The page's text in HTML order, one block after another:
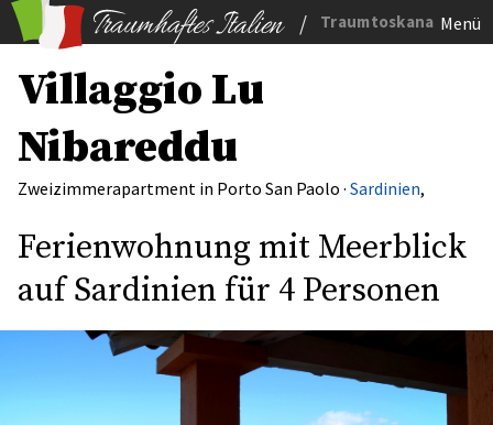
/ Traumtoskana Menü
Villaggio Lu
Nibareddu
Zweizimmerapartment in Porto San Paolo · Sardinien,
Ferienwohnung mit Meerblick
auf Sardinien für 4 Personen